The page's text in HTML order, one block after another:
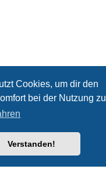
Cookies, um dir den
bei der Nutzung zu
Verstanden!